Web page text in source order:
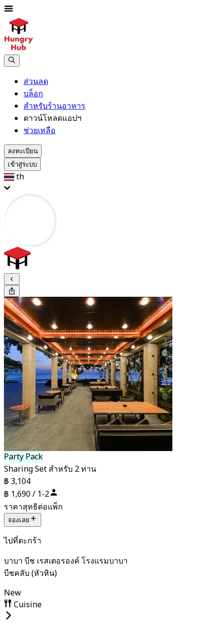
ส่วนลด
บล็อก
สำหรับร้านอาหาร
ดาวน์โหลดแอปฯ
ช่วยเหลือ
ลงทะเบียน
เข้าสู่ระบบ
th
Party Pack
Sharing Set สำหรับ 2 ท่าน
฿ 3,104
฿ 1,690 / 1-2
ราคาสุทธิต่อแพ็ก
จองเลย
ไปที่ตะกร้า
บาบา บีช เรสเตอรองค์ โรงแรมบาบา
บีชคลับ (หัวหิน)
New
Cuisine